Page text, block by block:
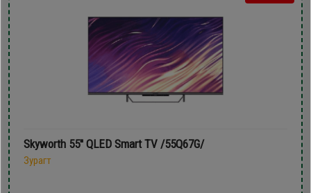
Skyworth 55'' QLED Smart TV /55Q67G/
Зурагт